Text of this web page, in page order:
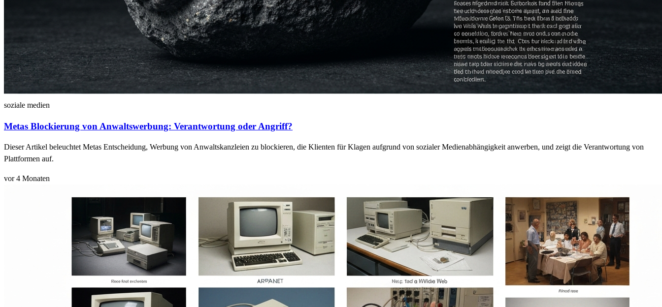
soziale medien
Metas Blockierung von Anwaltswerbung: Verantwortung oder Angriff?
Dieser Artikel beleuchtet Metas Entscheidung, Werbung von Anwaltskanzleien zu blockieren, die Klienten für Klagen aufgrund von sozialer Medienabhängigkeit anwerben, und zeigt die Verantwortung von
Plattformen auf.
vor 4 Monaten